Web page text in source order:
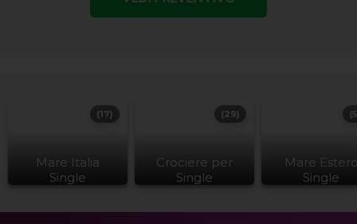
Mare Italia
Single
(17)
Crociere per
Single
(29)
Mare
Single